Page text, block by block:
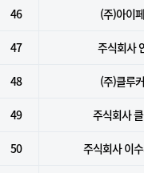
46 (주)아이
47 주식회사
48 (주)클루
49 주식회사
50 주식회사 이